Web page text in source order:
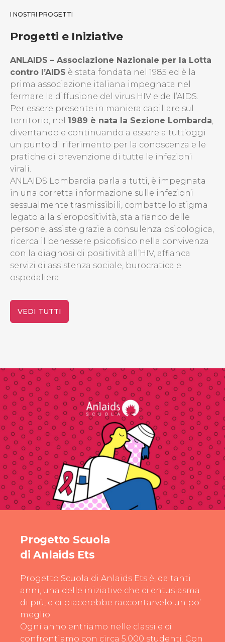
I NOSTRI PROGETTI
Progetti e Iniziative
ANLAIDS – Associazione Nazionale per la Lotta
contro l’AIDS è stata fondata nel 1985 ed è la
prima associazione italiana impegnata nel
fermare la diffusione del virus HIV e dell’AIDS.
Per essere presente in maniera capillare sul
territorio, nel 1989 è nata la Sezione Lombarda,
diventando e continuando a essere a tutt’oggi
un punto di riferimento per la conoscenza e le
pratiche di prevenzione di tutte le infezioni
virali.
ANLAIDS Lombardia parla a tutti, è impegnata
in una corretta informazione sulle infezioni
sessualmente trasmissibili, combatte lo stigma
legato alla sieropositività, sta a fianco delle
persone, assiste grazie a consulenza psicologica,
ricerca il benessere psicofisico nella convivenza
con la diagnosi di positività all’HIV, affianca
servizi di assistenza sociale, burocratica e
ospedaliera.
VEDI TUTTI
Progetto Scuola
di Anlaids Ets
Progetto Scuola di Anlaids Ets è, da tanti
anni, una delle iniziative che ci entusiasma
di più, e ci piacerebbe raccontarvelo un po’
meglio.
Ogni anno entriamo nelle classi e ci
confrontiamo con circa 5.000 studenti. Con